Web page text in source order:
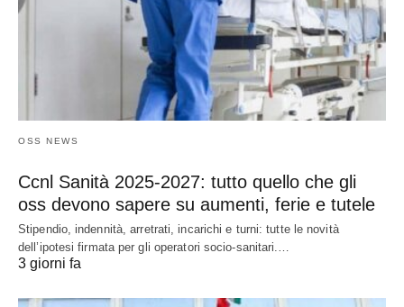
OSS NEWS
Ccnl Sanità 2025-2027: tutto quello che gli
oss devono sapere su aumenti, ferie e tutele
Stipendio, indennità, arretrati, incarichi e turni: tutte le novità
dell’ipotesi firmata per gli operatori socio-sanitari.…
3 giorni fa